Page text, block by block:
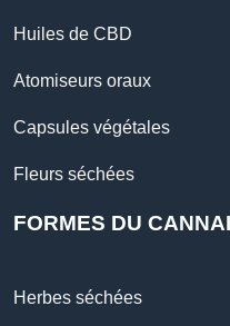
Huiles de CBD
Atomiseurs oraux
Capsules végétales
Fleurs séchées
FORMES DU
Herbes séchées